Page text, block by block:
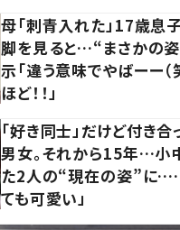
母「刺青入れた」17歳息子
脚を見ると…“まさかの
示「違う意味でやばーー（
ほど！！」
「好き同士」だけど付き
男女。それから15年…小
た2人の“現在の姿”に
ても可愛い」